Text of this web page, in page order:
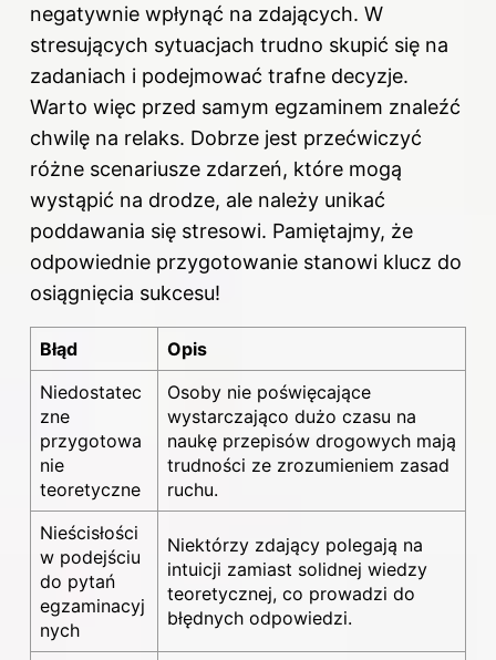
negatywnie wpłynąć na zdających. W
stresujących sytuacjach trudno skupić się na
zadaniach i podejmować trafne decyzje.
Warto więc przed samym egzaminem znaleźć
chwilę na relaks. Dobrze jest przećwiczyć
różne scenariusze zdarzeń, które mogą
wystąpić na drodze, ale należy unikać
poddawania się stresowi. Pamiętajmy, że
odpowiednie przygotowanie stanowi klucz do
osiągnięcia sukcesu!
Błąd
Opis
Niedostatec
zne
przygotowa
nie
teoretyczne
Osoby nie poświęcające
wystarczająco dużo czasu na
naukę przepisów drogowych mają
trudności ze zrozumieniem zasad
ruchu.
Nieścisłości
w podejściu
do pytań
egzaminacyj
nych
Niektórzy zdający polegają na
intuicji zamiast solidnej wiedzy
teoretycznej, co prowadzi do
błędnych odpowiedzi.